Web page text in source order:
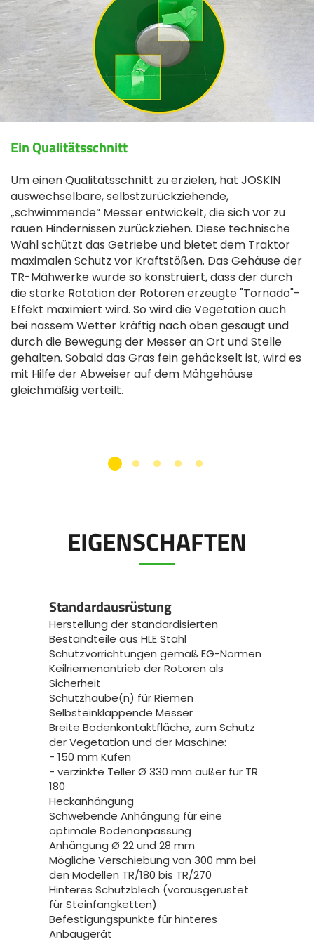
Ein Qualitätsschnitt
Um einen Qualitätsschnitt zu erzielen, hat JOSKIN
auswechselbare, selbstzurückziehende,
„schwimmende“ Messer entwickelt, die sich vor zu
rauen Hindernissen zurückziehen. Diese technische
Wahl schützt das Getriebe und bietet dem Traktor
maximalen Schutz vor Kraftstößen. Das Gehäuse der
TR-Mähwerke wurde so konstruiert, dass der durch
die starke Rotation der Rotoren erzeugte "Tornado"-
Effekt maximiert wird. So wird die Vegetation auch
bei nassem Wetter kräftig nach oben gesaugt und
durch die Bewegung der Messer an Ort und Stelle
gehalten. Sobald das Gras fein gehäckselt ist, wird es
mit Hilfe der Abweiser auf dem Mähgehäuse
gleichmäßig verteilt.
EIGENSCHAFTEN
Standardausrüstung
Herstellung der standardisierten
Bestandteile aus HLE Stahl
Schutzvorrichtungen gemäß EG-Normen
Keilriemenantrieb der Rotoren als
Sicherheit
Schutzhaube(n) für Riemen
Selbsteinklappende Messer
Breite Bodenkontaktfläche, zum Schutz
der Vegetation und der Maschine:
- 150 mm Kufen
- verzinkte Teller Ø 330 mm außer für TR
180
Heckanhängung
Schwebende Anhängung für eine
optimale Bodenanpassung
Anhängung Ø 22 und 28 mm
Mögliche Verschiebung von 300 mm bei
den Modellen TR/180 bis TR/270
Hinteres Schutzblech (vorausgerüstet
für Steinfangketten)
Befestigungspunkte für hinteres
Anbaugerät